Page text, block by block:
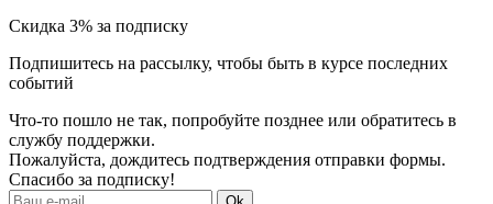
Скидка 3% за подписку
Подпишитесь на рассылку, чтобы быть в курсе последних
событий
Что-то пошло не так, попробуйте позднее или обратитесь в
службу поддержки.
Пожалуйста, дождитесь подтверждения отправки формы.
Спасибо за подписку!